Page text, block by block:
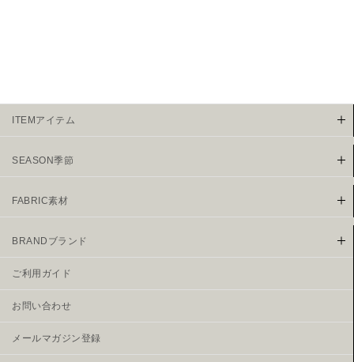
ITEMアイテム
SEASON季節
FABRIC素材
BRANDブランド
ご利用ガイド
お問い合わせ
メールマガジン登録